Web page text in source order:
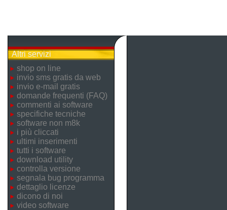
Altri servizi
shop on line
invio sms gratis da web
invio e-mail gratis
domande frequenti (FAQ)
commenti ai software
specifiche tecniche
software non m8k
i più cliccati
ultimi inserimenti
tutti i software
download utility
controlla versione
segnala bug programma
dettaglio licenze
dicono di noi
video software